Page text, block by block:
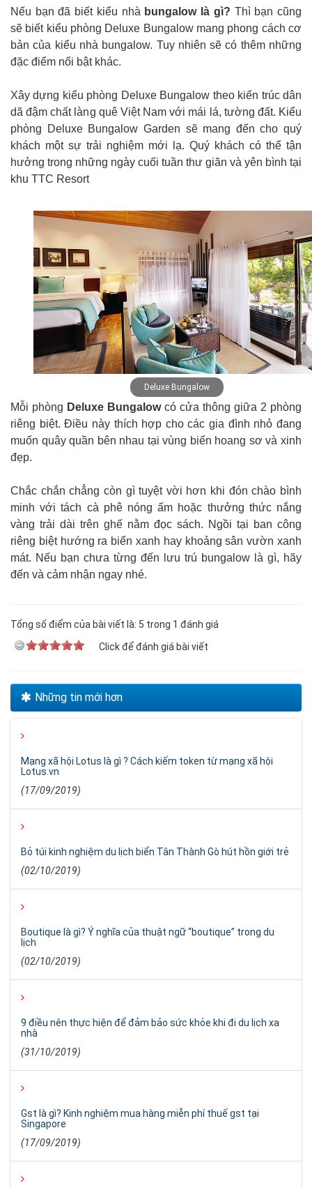
Nếu bạn đã biết kiểu nhà bungalow là gì? Thì bạn cũng
sẽ biết kiểu phòng Deluxe Bungalow mang phong cách cơ
bản của kiểu nhà bungalow. Tuy nhiên sẽ có thêm những
đặc điểm nổi bật khác.
Xây dựng kiểu phòng Deluxe Bungalow theo kiến trúc dân
dã đậm chất làng quê Việt Nam với mái lá, tường đất. Kiểu
phòng Deluxe Bungalow Garden sẽ mang đến cho quý
khách một sự trải nghiệm mới lạ. Quý khách có thể tận
hưởng trong những ngày cuối tuần thư giãn và yên bình tại
khu TTC Resort
Deluxe Bungalow
Mỗi phòng Deluxe Bungalowcó cửa thông giữa 2 phòng
riêng biệt. Điều này thích hợp cho các gia đình nhỏ đang
muốn quây quần bên nhau tại vùng biển hoang sơ và xinh
đẹp.
Chắc chắn chẳng còn gì tuyệt vời hơn khi đón chào bình
minh với tách cà phê nóng ấm hoặc thưởng thức nắng
vàng trải dài trên ghế nằm đọc sách. Ngồi tại ban công
riêng biệt hướng ra biển xanh hay khoảng sân vườn xanh
mát. Nếu bạn chưa từng đến lưu trú bungalow là gì, hãy
đến và cảm nhận ngay nhé.
Tổng số điểm của bài viết là: 5 trong 1 đánh giá
Click để đánh giá bài viết
Những tin mới hơn
Mạng xã hội Lotus là gì ? Cách kiếm token từ mạng xã hội
Lotus.vn
(17/09/2019)
Bỏ túi kinh nghiệm du lịch biển Tân Thành Gò hút hồn giới trẻ
(02/10/2019)
Boutique là gì? Ý nghĩa của thuật ngữ “boutique” trong du
lịch
(02/10/2019)
9 điều nên thực hiện để đảm bảo sức khỏe khi đi du lịch xa
nhà
(31/10/2019)
Gst là gì? Kinh nghiệm mua hàng miễn phí thuế gst tại
Singapore
(17/09/2019)